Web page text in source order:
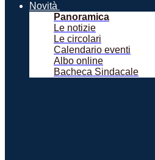
Novità
Panoramica
Le notizie
Le circolari
Calendario eventi
Albo online
Bacheca Sindacale